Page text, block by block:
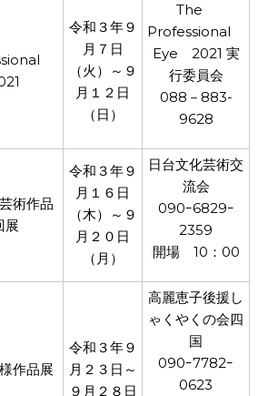
令和３年９
月７日
（火）～９
月１２日
（日）
The
Professional
Eye 2021 実
行委員会
088－883-
9628
術作品
展
令和３年９
月１６日
（木）～９
月２０日
（月）
日台文化芸術交
流会
090ｰ6829ｰ
2359
開場 10：00
作品展
令和３年９
月２３日～
９月２８日
高麗恵子後援し
ゃくやくの会四
国
090ｰ7782ｰ
0623